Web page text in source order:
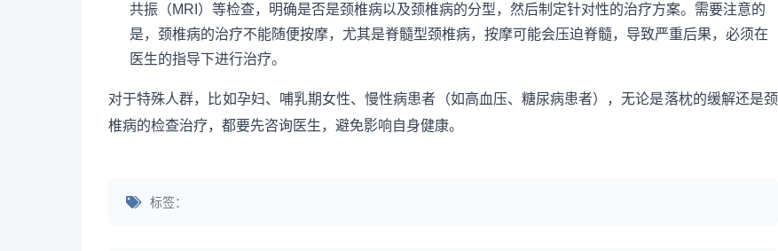
共振（MRI）等检查，明确是否是颈椎病以及颈椎病的分型，然后制定针对性的治疗方案。需要注意的
是，颈椎病的治疗不能随便按摩，尤其是脊髓型颈椎病，按摩可能会压迫脊髓，导致严重后果，必须在
医生的指导下进行治疗。
对于特殊人群，比如孕妇、哺乳期女性、慢性病患者（如高血压、糖尿病患者），无论是落枕的缓解还是颈
椎病的检查治疗，都要先咨询医生，避免影响自身健康。
标签：